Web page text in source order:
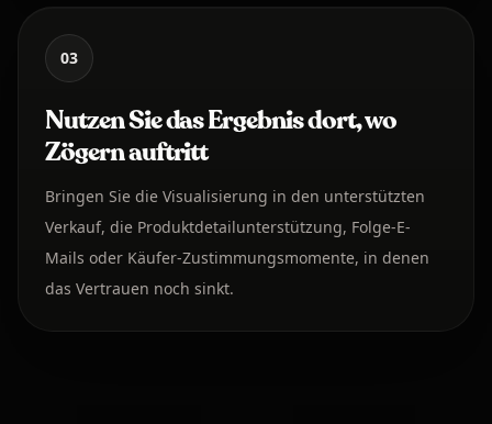
03
Nutzen Sie das Ergebnis dort, wo
Zögern auftritt
Bringen Sie die Visualisierung in den unterstützten
Verkauf, die Produktdetailunterstützung, Folge-E-
Mails oder Käufer-Zustimmungsmomente, in denen
das Vertrauen noch sinkt.